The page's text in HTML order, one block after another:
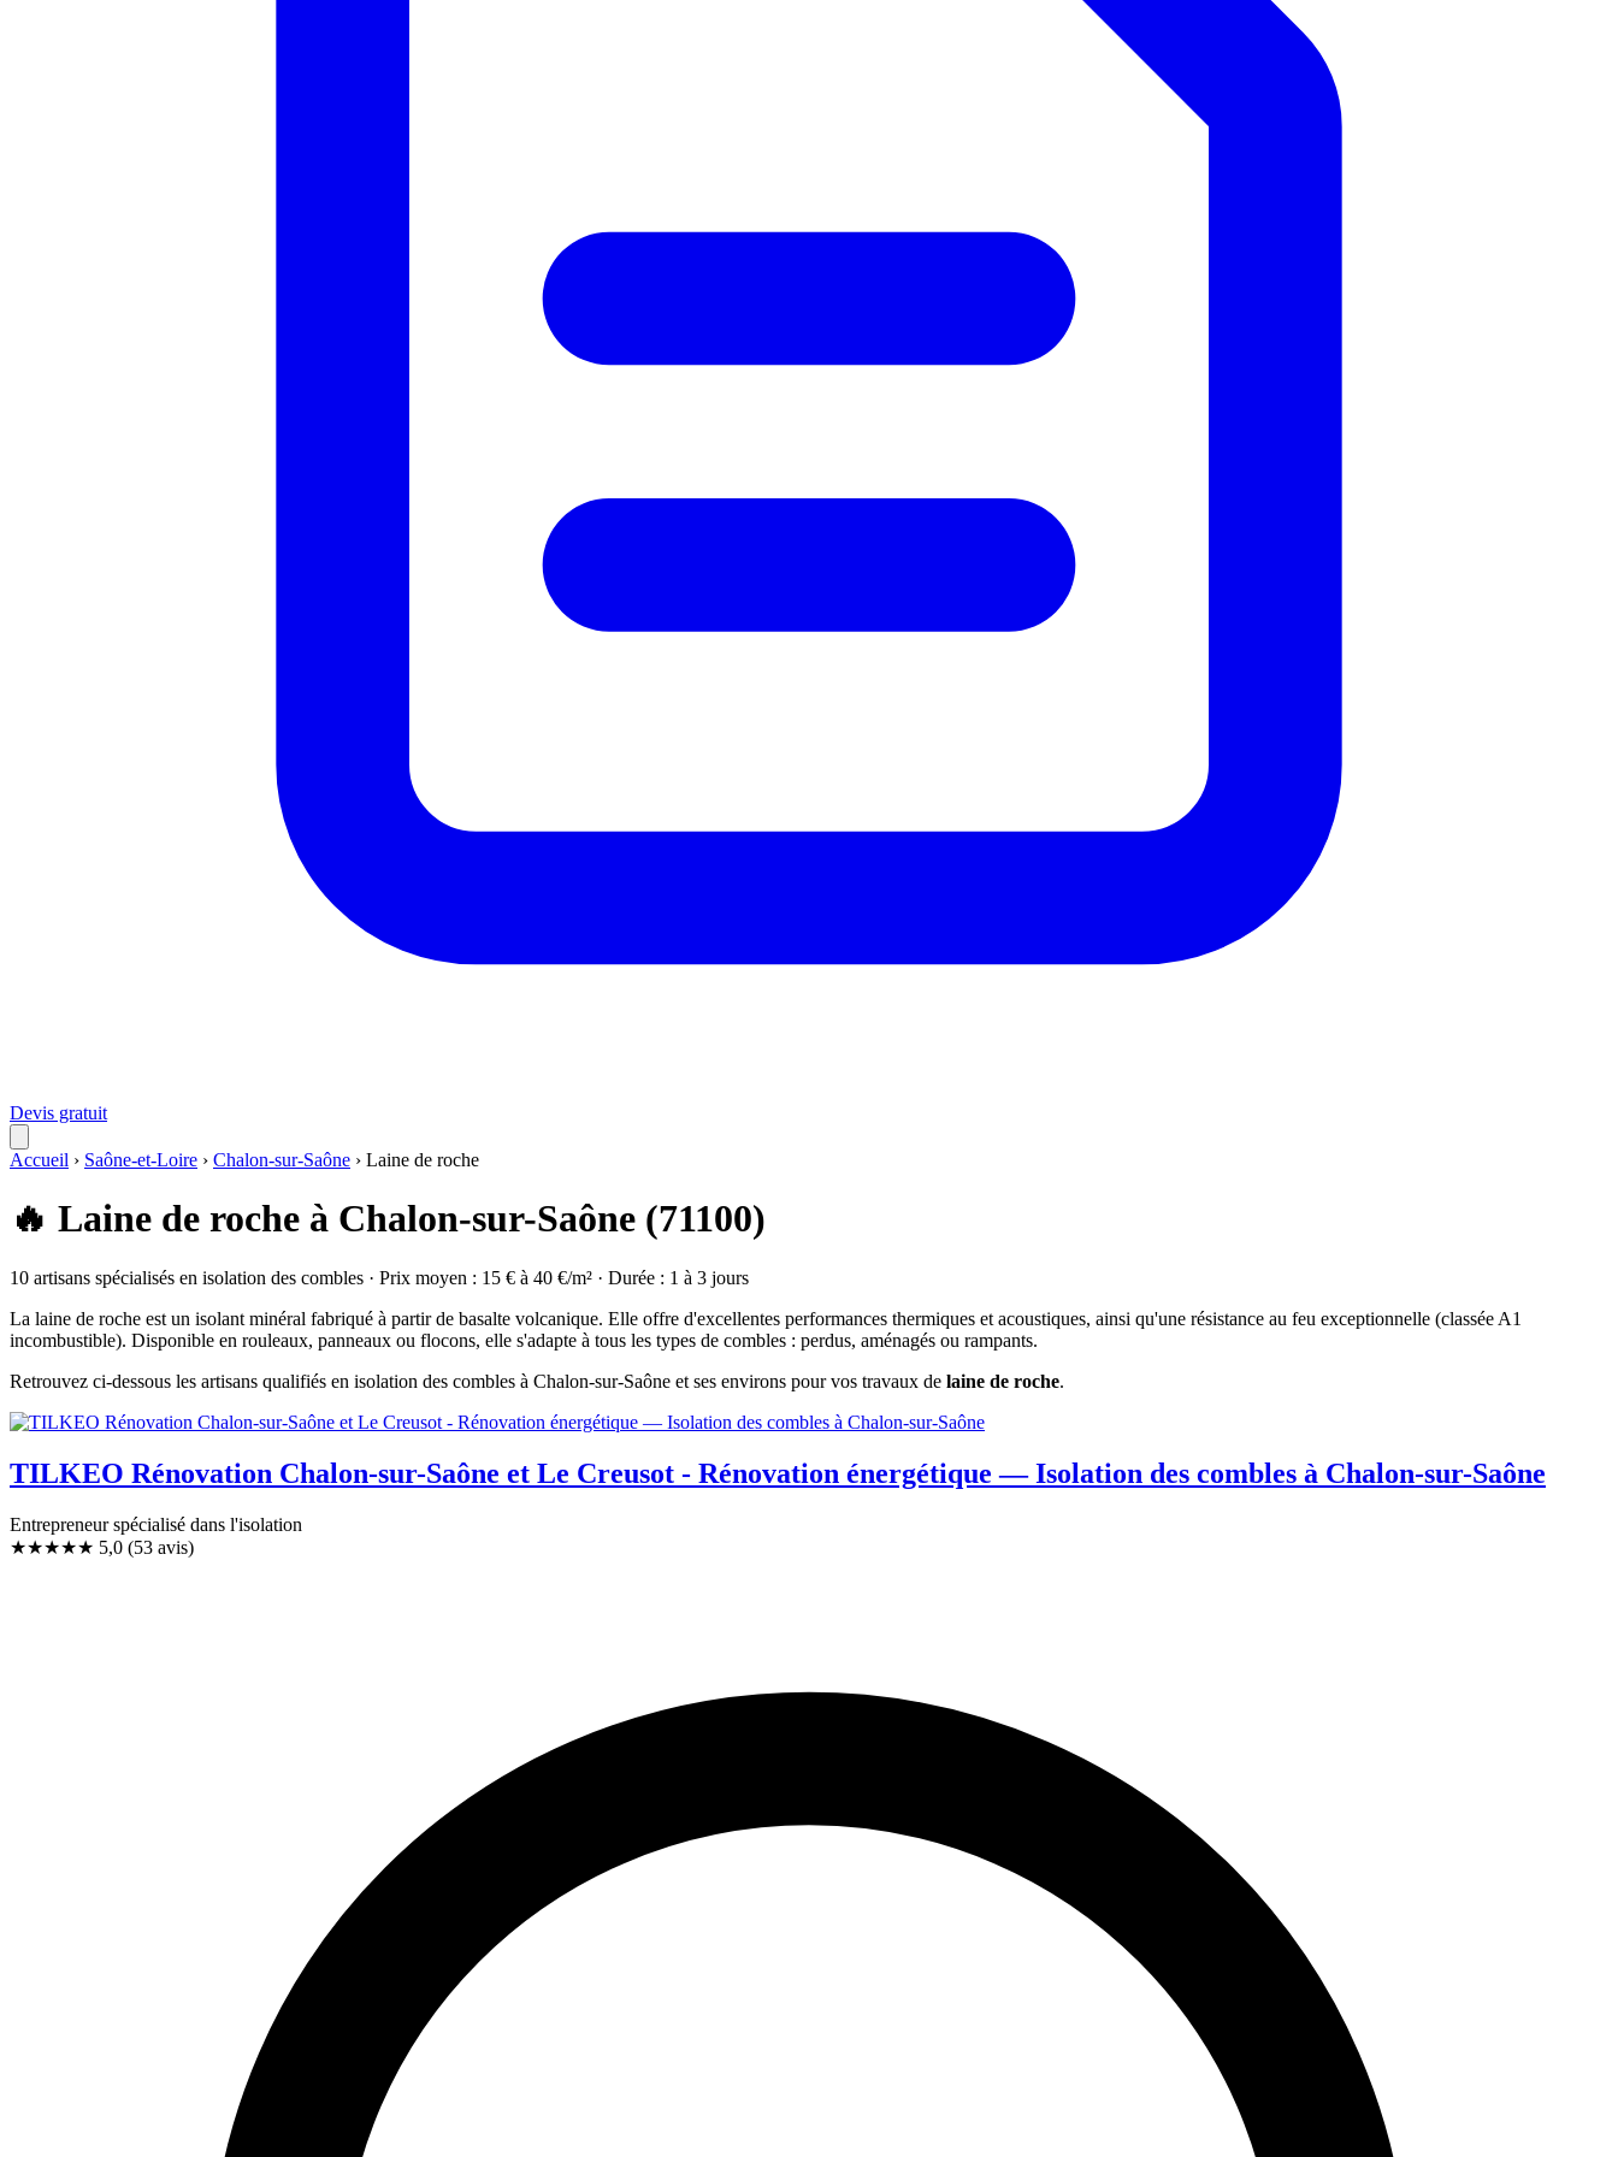
Devis gratuit
Accueil › Saône-et-Loire › Chalon-sur-Saône › Laine de roche
🔥 Laine de roche à Chalon-sur-Saône (71100)
10 artisans spécialisés en isolation des combles · Prix moyen : 15 € à 40 €/m² · Durée : 1 à 3 jours
La laine de roche est un isolant minéral fabriqué à partir de basalte volcanique. Elle offre d'excellentes performances thermiques et acoustiques, ainsi qu'une résistance au feu exceptionnelle (classée A1
incombustible). Disponible en rouleaux, panneaux ou flocons, elle s'adapte à tous les types de combles : perdus, aménagés ou rampants.
Retrouvez ci-dessous les artisans qualifiés en isolation des combles à Chalon-sur-Saône et ses environs pour vos travaux de laine de roche.
TILKEO Rénovation Chalon-sur-Saône et Le Creusot - Rénovation énergétique — Isolation des combles à Chalon-sur-Saône
Entrepreneur spécialisé dans l'isolation
★★★★★ 5,0 (53 avis)